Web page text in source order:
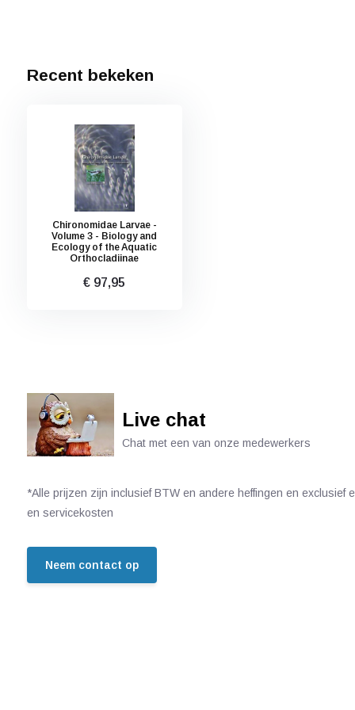
Recent bekeken
Chironomidae Larvae -
Volume 3 - Biology and
Ecology of the Aquatic
Orthocladiinae
€ 97,95
Live chat
Chat met een van onze medewerkers
*Alle prijzen zijn inclusief BTW en andere heffingen en exclusief
en servicekosten
Neem contact op